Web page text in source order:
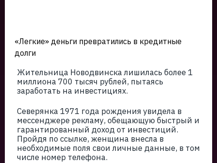
«Легкие» деньги превратились в кредитные
долги
Жительница Новодвинска лишилась более 1
миллиона 700 тысяч рублей, пытаясь
заработать на инвестициях.
Северянка 1971 года рождения увидела в
мессенджере рекламу, обещающую быстрый и
гарантированный доход от инвестиций.
Пройдя по ссылке, женщина внесла в
необходимые поля свои личные данные, в том
числе номер телефона.